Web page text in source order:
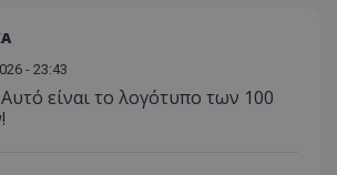
- 23:43
είναι το λογότυπο των 100